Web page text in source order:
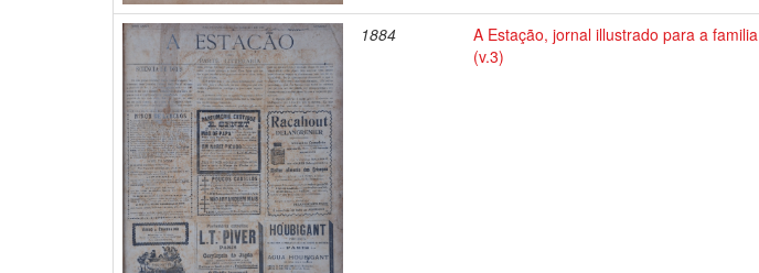
1884
A Estação, jornal illustrado para a familia
(v.3)